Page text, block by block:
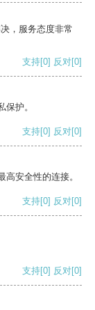
，服务态度非常
支持[0] 反对[0]
护。
支持[0] 反对[0]
安全性的连接。
支持[0] 反对[0]
支持[0] 反对[0]